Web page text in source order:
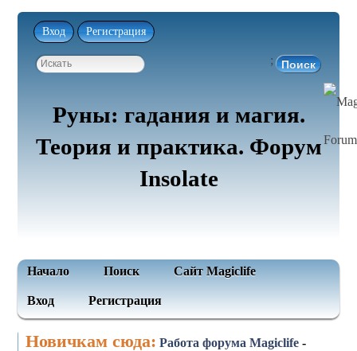
Вход Регистрация
;
Руны: гадания и магия.
Теория и практика. Форум
Insolate
Начало Поиск Сайт Magiclife
Вход Регистрация
Новичкам сюда: Работа форума Magiclife -